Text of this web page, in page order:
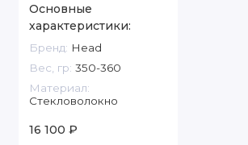
Основные
характеристики:
Бренд: Head
Вес, гр: 350-360
Материал:
Стекловолокно
16 100 ₽